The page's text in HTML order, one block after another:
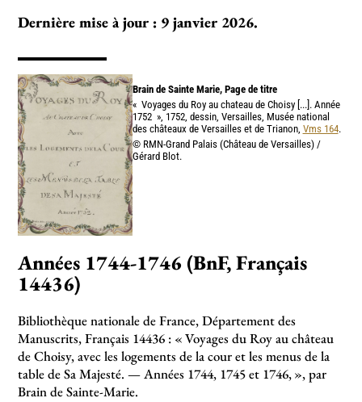
Dernière mise à jour : 9 janvier 2026.
Brain de Sainte Marie, Page de titre
« Voyages du Roy au chateau de Choisy [...]. Année
1752 », 1752, dessin, Versailles, Musée national
des châteaux de Versailles et de Trianon, Vms 164.
© RMN-Grand Palais (Château de Versailles) /
Gérard Blot.
Années 1744-1746 (BnF, Français
14436)
Bibliothèque nationale de France, Département des
Manuscrits, Français 14436 : «Voyages du Roy au château
de Choisy, avec les logements de la cour et les menus de la
table de Sa Majesté. — Années 1744, 1745 et 1746,», par
Brain de Sainte-Marie.